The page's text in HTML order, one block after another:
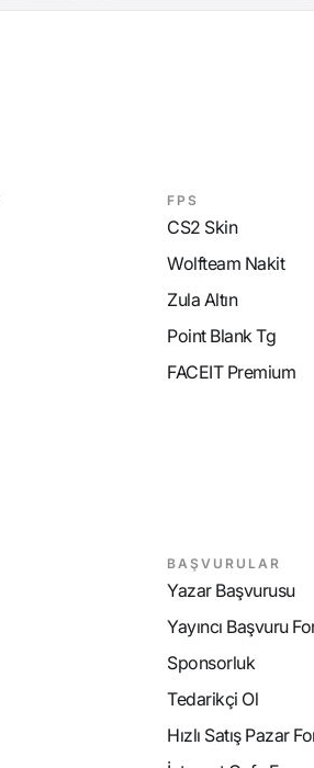
FPS
CS2 Skin
Wolfteam Nakit
Zula Altın
Point Blank Tg
FACEIT Premium
BAŞVURULAR
Yazar Başvurusu
Yayıncı Başvuru
Sponsorluk
Tedarikçi Ol
Hızlı Satış Pazar